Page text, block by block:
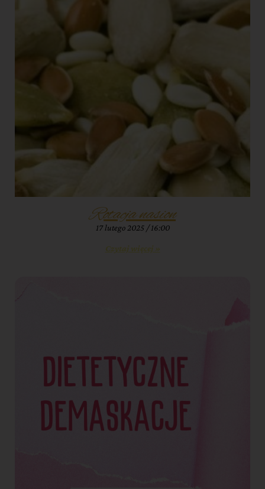
Rotacja nasion
17 lutego 2025 16:00
Czytaj więcej »